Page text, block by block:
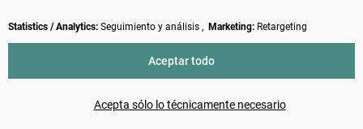
Vertrag widerrufen
los gastos contra reembolso, si no se indica lo contrario
Statistics / Analytics: Seguimiento y análisis , Marketing: Retargeting
Acepta sólo lo técnicamente necesario
Aceptar todo